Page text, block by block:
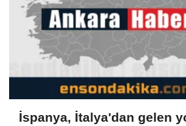
İspanya, İtalya'dan gelen